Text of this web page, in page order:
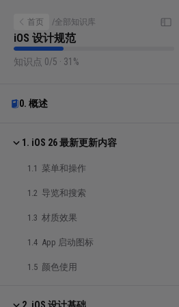
首页 /全部知识库
iOS 设计规范
知识点 0/5 · 31%
0. 概述
1. iOS 26 最新更新内容
1.1 菜单和操作
1.2 导览和搜索
1.3 材质效果
1.4 App 启动图标
1.5 颜色使用